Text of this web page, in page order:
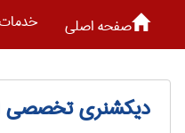
صفحه اصلی
دیکشنری تخصصی